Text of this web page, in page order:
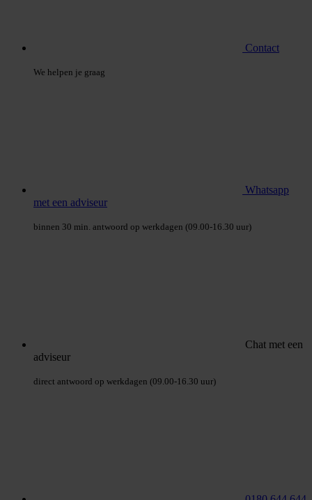
Contact
We helpen je graag
Whatsapp
met een adviseur
binnen 30 min. antwoord op werkdagen (09.00-16.30 uur)
Chat met een
adviseur
direct antwoord op werkdagen (09.00-16.30 uur)